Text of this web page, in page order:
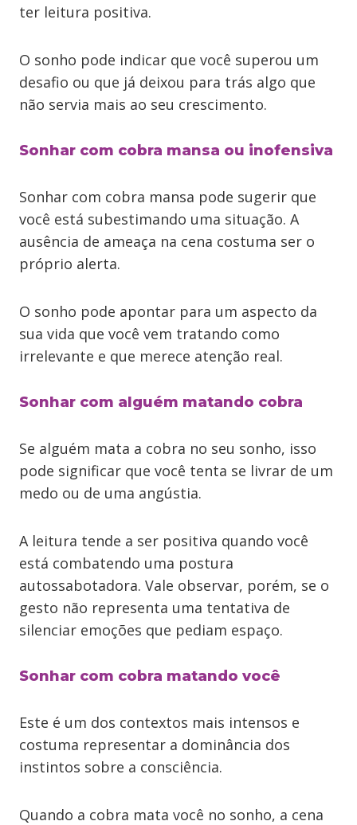
ter leitura positiva.
O sonho pode indicar que você superou um
desafio ou que já deixou para trás algo que
não servia mais ao seu crescimento.
Sonhar com cobra mansa ou inofensiva
Sonhar com cobra mansa pode sugerir que
você está subestimando uma situação. A
ausência de ameaça na cena costuma ser o
próprio alerta.
O sonho pode apontar para um aspecto da
sua vida que você vem tratando como
irrelevante e que merece atenção real.
Sonhar com alguém matando cobra
Se alguém mata a cobra no seu sonho, isso
pode significar que você tenta se livrar de um
medo ou de uma angústia.
A leitura tende a ser positiva quando você
está combatendo uma postura
autossabotadora. Vale observar, porém, se o
gesto não representa uma tentativa de
silenciar emoções que pediam espaço.
Sonhar com cobra matando você
Este é um dos contextos mais intensos e
costuma representar a dominância dos
instintos sobre a consciência.
Quando a cobra mata você no sonho, a cena